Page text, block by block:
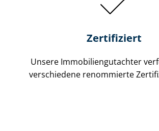
Zertifiziert
Unsere Immobilien­gutachter
verschiedene renommierte